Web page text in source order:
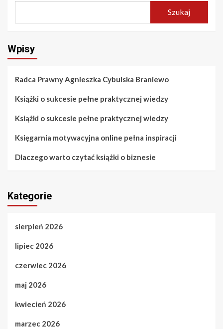
Szukaj
Wpisy
Radca Prawny Agnieszka Cybulska Braniewo
Książki o sukcesie pełne praktycznej wiedzy
Książki o sukcesie pełne praktycznej wiedzy
Księgarnia motywacyjna online pełna inspiracji
Dlaczego warto czytać książki o biznesie
Kategorie
sierpień 2026
lipiec 2026
czerwiec 2026
maj 2026
kwiecień 2026
marzec 2026